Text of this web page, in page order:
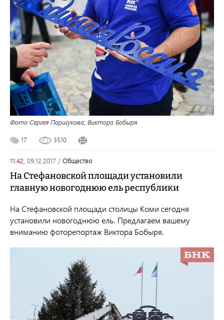
Фото Сергея Паршукова, Виктора Бобыря
17 3510
11:42, 09.12.2017 / общество
На Стефановской площади установили
главную новогоднюю ель республики
На Стефановской площади столицы Коми сегодня
установили новогоднюю ель. Предлагаем вашему
вниманию фоторепортаж Виктора Бобыря.